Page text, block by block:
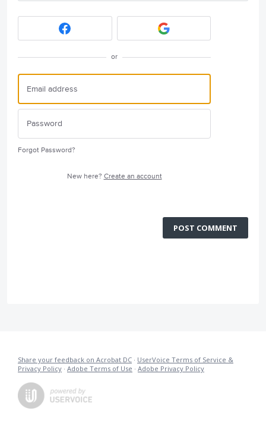
or
Forgot Password?
New here? Create an account
POST COMMENT
Share your feedback on Acrobat DC · UserVoice Terms of Service &
Privacy Policy · Adobe Terms of Use · Adobe Privacy Policy